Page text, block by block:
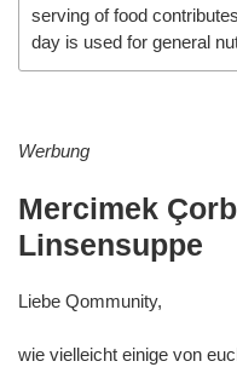
serving of food
day is used for general
Werbung
Mercimek
Linsensuppe
Liebe Qommunity,
wie vielleicht einige von